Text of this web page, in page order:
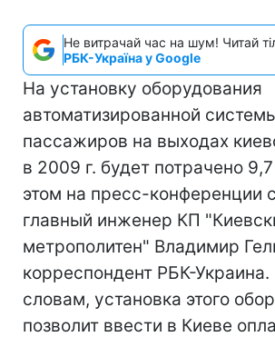
Не витрачай час на шум! Читай
РБК-Україна у Google
На установку оборудования
автоматизированной
пассажиров на выходах
в 2009 г. будет потрачено
этом на пресс-конференции
главный инженер КП
метрополитен" Владимир
корреспондент РБК-Украина.
словам, установка этого
позволит ввести в Киеве